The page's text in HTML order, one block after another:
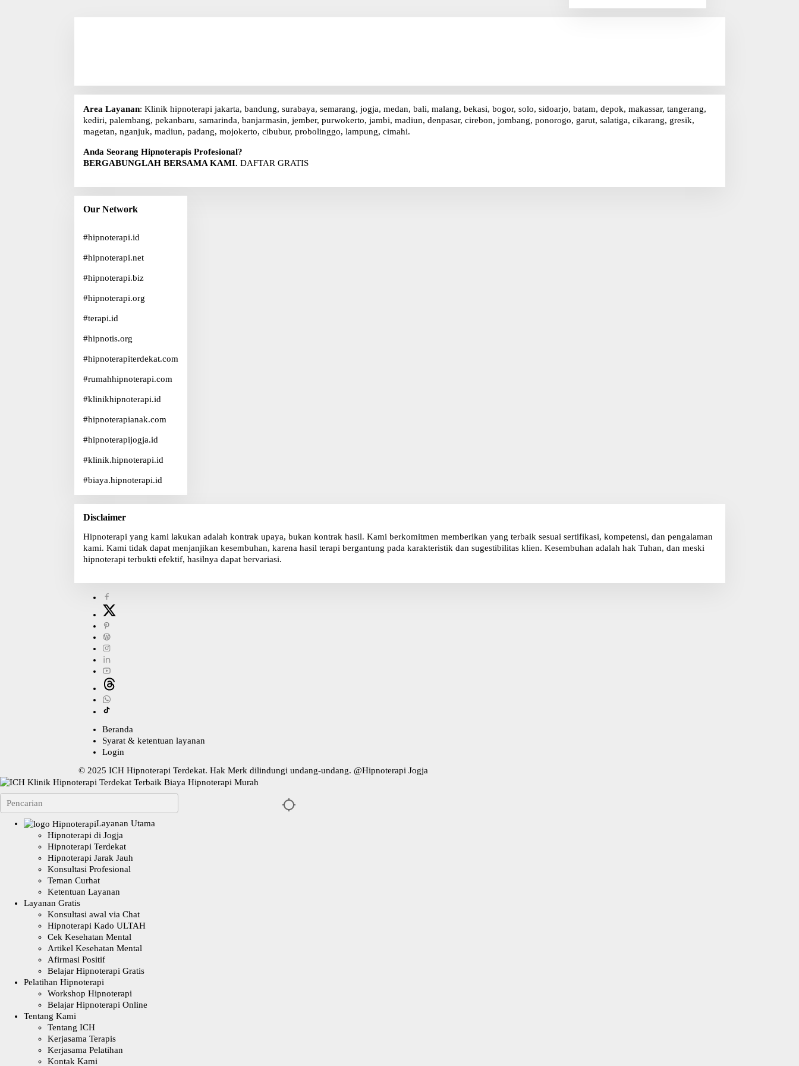
:
Area Layanan: Klinik hipnoterapi jakarta, bandung, surabaya, semarang, jogja, medan, bali, malang, bekasi, bogor, solo, sidoarjo, batam, depok, makassar, tangerang,
kediri, palembang, pekanbaru, samarinda, banjarmasin, jember, purwokerto, jambi, madiun, denpasar, cirebon, jombang, ponorogo, garut, salatiga, cikarang, gresik,
magetan, nganjuk, madiun, padang, mojokerto, cibubur, probolinggo, lampung, cimahi.
Anda Seorang Hipnoterapis Profesional?
BERGABUNGLAH BERSAMA KAMI. DAFTAR GRATIS
Our Network
#hipnoterapi.id
#hipnoterapi.net
#hipnoterapi.biz
#hipnoterapi.org
#terapi.id
#hipnotis.org
#hipnoterapiterdekat.com
#rumahhipnoterapi.com
#klinikhipnoterapi.id
#hipnoterapianak.com
#hipnoterapijogja.id
#klinik.hipnoterapi.id
#biaya.hipnoterapi.id
Disclaimer
Hipnoterapi yang kami lakukan adalah kontrak upaya, bukan kontrak hasil. Kami berkomitmen memberikan yang terbaik sesuai sertifikasi, kompetensi, dan pengalaman
kami. Kami tidak dapat menjanjikan kesembuhan, karena hasil terapi bergantung pada karakteristik dan sugestibilitas klien. Kesembuhan adalah hak Tuhan, dan meski
hipnoterapi terbukti efektif, hasilnya dapat bervariasi.
Beranda
Syarat & ketentuan layanan
Login
© 2025 ICH Hipnoterapi Terdekat. Hak Merk dilindungi undang-undang. @Hipnoterapi Jogja
Layanan Utama
Hipnoterapi di Jogja
Hipnoterapi Terdekat
Hipnoterapi Jarak Jauh
Konsultasi Profesional
Teman Curhat
Ketentuan Layanan
Layanan Gratis
Konsultasi awal via Chat
Hipnoterapi Kado ULTAH
Cek Kesehatan Mental
Artikel Kesehatan Mental
Afirmasi Positif
Belajar Hipnoterapi Gratis
Pelatihan Hipnoterapi
Workshop Hipnoterapi
Belajar Hipnoterapi Online
Tentang Kami
Tentang ICH
Kerjasama Terapis
Kerjasama Pelatihan
Kontak Kami